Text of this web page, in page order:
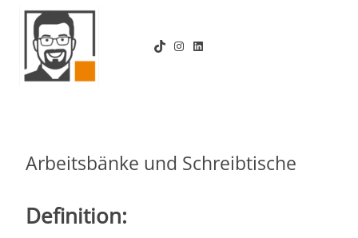
Zum
Inhalt
springen
TikTokInstagram
LinkedIn
Arbeitsbänke und Schreibtische
Definition: